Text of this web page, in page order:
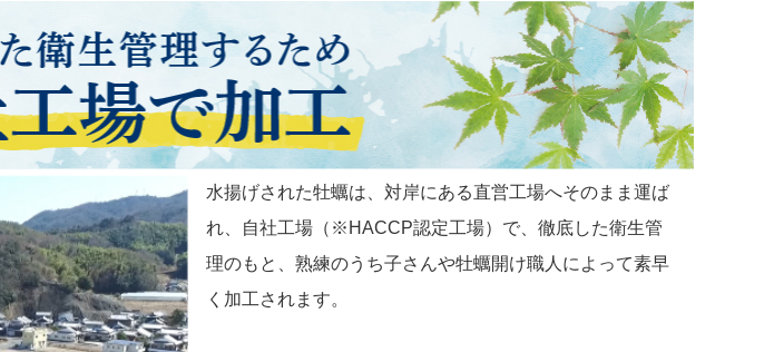
水揚げされた牡蠣は、対岸にある直営工場へそのまま運ば
れ、自社工場（※HACCP認定工場）で、徹底した衛生管
理のもと、熟練のうち子さんや牡蠣開け職人によって素早
く加工されます。